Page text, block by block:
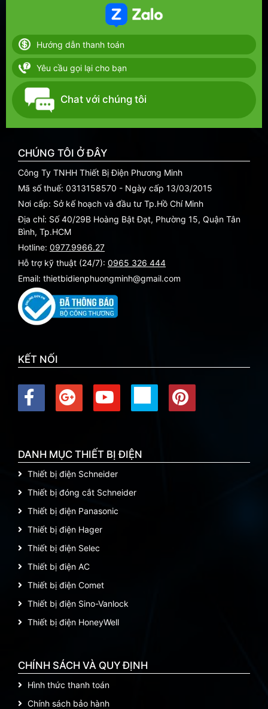
Hướng dẫn thanh toán
Yêu cầu gọi lại cho bạn
Chat với chúng tôi
CHÚNG TÔI Ở ĐÂY
Công Ty TNHH Thiết Bị Điện Phương Minh
Mã số thuế: 0313158570 - Ngày cấp 13/03/2015
Nơi cấp: Sở kế hoạch và đầu tư Tp.Hồ Chí Minh
Địa chỉ: Số 40/29B Hoàng Bật Đạt, Phường 15, Quận Tân
Bình, Tp.HCM
Hotline: 0977.9966.27
Hỗ trợ kỹ thuật (24/7): 0965 326 444
Email: thietbidienphuongminh@gmail.com
KẾT NỐI
DANH MỤC THIẾT BỊ ĐIỆN
Thiết bị điện Schneider
Thiết bị đóng cắt Schneider
Thiết bị điện Panasonic
Thiết bị điện Hager
Thiết bị điện Selec
Thiết bị điện AC
Thiết bị điện Comet
Thiết bị điện Sino-Vanlock
Thiết bị điện HoneyWell
CHÍNH SÁCH VÀ QUY ĐỊNH
Hình thức thanh toán
Chính sách bảo hành